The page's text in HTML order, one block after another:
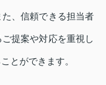
、信頼できる担当者
提案や対応を重視し
とができます。